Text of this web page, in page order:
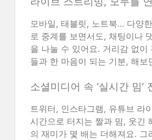
모바일, 태블릿, 노트북… 다양
로 중계를 보면서도, 채팅이나
을 나눌 수 있어요. 거리감 없이
들과 한 마음이 되는 기분, 해보
소셜미디어 속 ‘실시간 밈’
트위터, 인스타그램, 유튜브 라
시간으로 터지는 짤과 밈, 웃긴
의 재미가 몇 배는 더해져요. 그